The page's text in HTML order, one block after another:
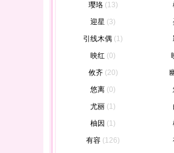
璎珞 (13)
迎星 (3)
引线木偶 (1)
映红 (0)
攸齐 (20)
悠离 (0)
尤丽 (1)
柚因 (1)
有容 (126)